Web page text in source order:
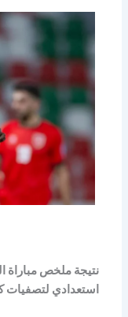
نتيجة ملخص مباراة
استعدادي لتصفيات كأس